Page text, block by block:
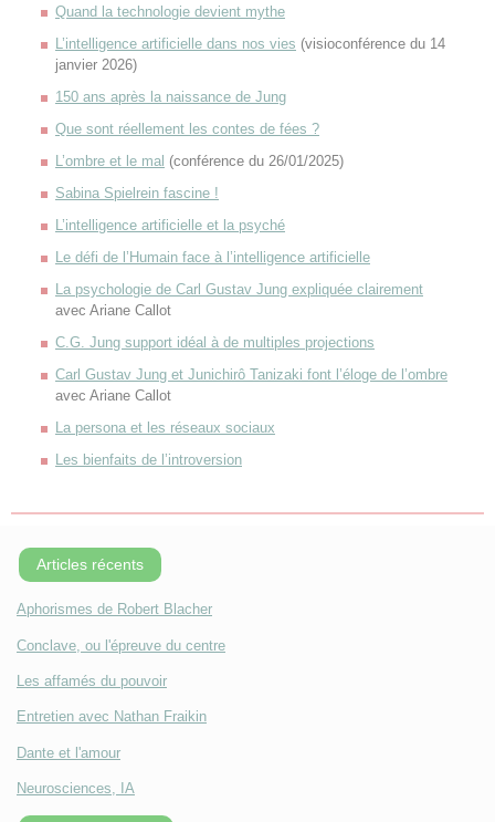
Quand la technologie devient mythe
L’intelligence artificielle dans nos vies (visioconférence du 14
janvier 2026)
150 ans après la naissance de Jung
Que sont réellement les contes de fées ?
L’ombre et le mal (conférence du 26/01/2025)
Sabina Spielrein fascine !
L’intelligence artificielle et la psyché
Le défi de l’Humain face à l’intelligence artificielle
La psychologie de Carl Gustav Jung expliquée clairement
avec Ariane Callot
C.G. Jung support idéal à de multiples projections
Carl Gustav Jung et Junichirô Tanizaki font l’éloge de l’ombre
avec Ariane Callot
La persona et les réseaux sociaux
Les bienfaits de l’introversion
Articles récents
Aphorismes de Robert Blacher
Conclave, ou l'épreuve du centre
Les affamés du pouvoir
Entretien avec Nathan Fraikin
Dante et l'amour
Neurosciences, IA